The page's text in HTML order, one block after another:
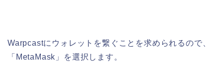
Warpcastにウォレットを繋ぐことを求められるので、
「MetaMask」を選択します。